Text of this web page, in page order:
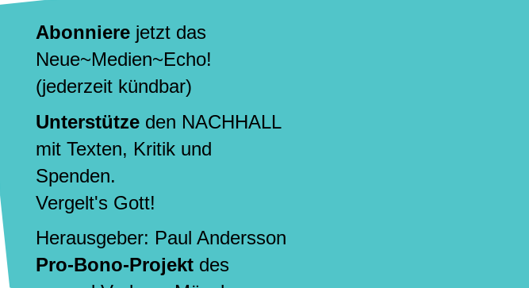
Abonniere jetzt das
Neue~Medien~Echo!
(jederzeit kündbar)
Unterstütze den NACHHALL
mit Texten, Kritik und
Spenden.
Vergelt's Gott!
Herausgeber: Paul Andersson
Pro-Bono-Projekt des